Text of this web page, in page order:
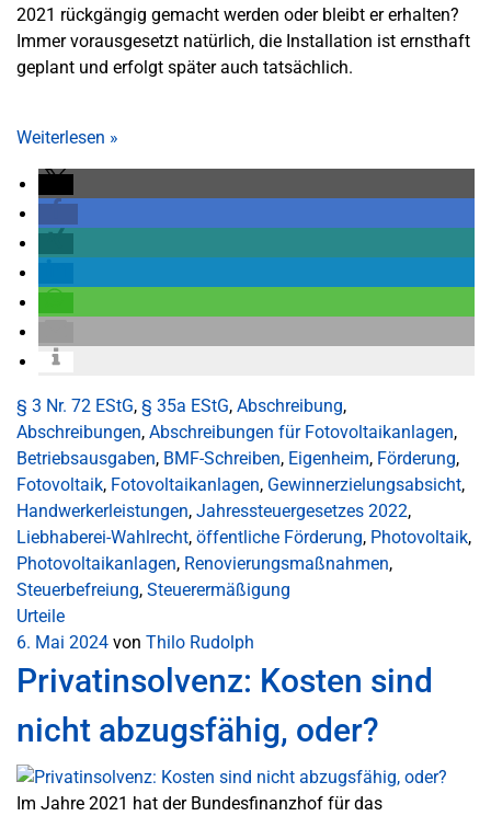
2021 rückgängig gemacht werden oder bleibt er erhalten?
Immer vorausgesetzt natürlich, die Installation ist ernsthaft
geplant und erfolgt später auch tatsächlich.
Weiterlesen »
§ 3 Nr. 72 EStG, § 35a EStG, Abschreibung,
Abschreibungen, Abschreibungen für Fotovoltaikanlagen,
Betriebsausgaben, BMF-Schreiben, Eigenheim, Förderung,
Fotovoltaik, Fotovoltaikanlagen, Gewinnerzielungsabsicht,
Handwerkerleistungen, Jahressteuergesetzes 2022,
Liebhaberei-Wahlrecht, öffentliche Förderung, Photovoltaik,
Photovoltaikanlagen, Renovierungsmaßnahmen,
Steuerbefreiung, Steuerermäßigung
Urteile
6. Mai 2024 von Thilo Rudolph
Privatinsolvenz: Kosten sind
nicht abzugsfähig, oder?
Im Jahre 2021 hat der Bundesfinanzhof für das